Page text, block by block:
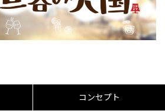
コンセプト